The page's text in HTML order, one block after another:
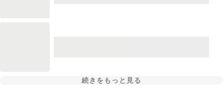
続きをもっと見る